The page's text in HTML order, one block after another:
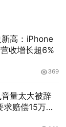
高：iPhone
收增长超6%
369
量太大被辞
赔偿15万余